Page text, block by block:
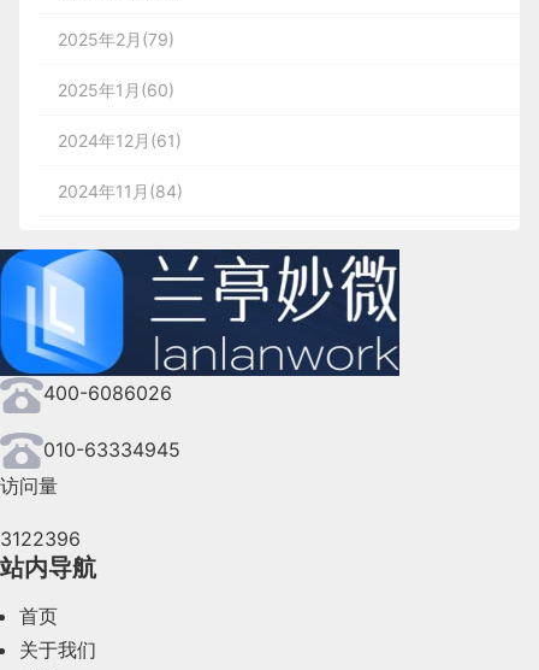
2025年2月(79)
2025年1月(60)
2024年12月(61)
2024年11月(84)
2024年9月(144)
2024年8月(164)
2024年7月(107)
2024年6月(63)
2024年4月(44)
2024年2月(58)
400-6086026
010-63334945
访问量
3122396
站内导航
首页
关于我们